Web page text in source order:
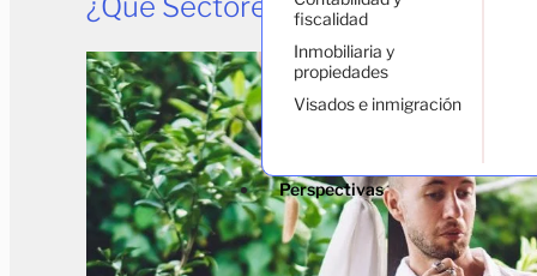
fiscalidad
Inmobiliaria y
propiedades
Visados e inmigración
Perspectivas